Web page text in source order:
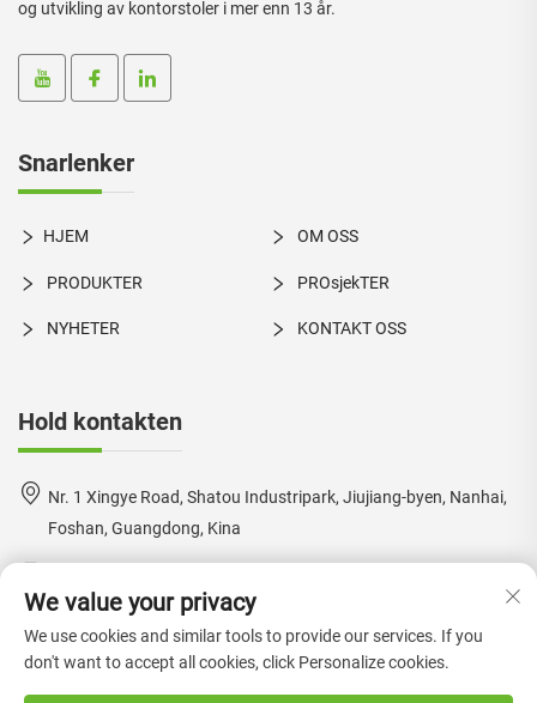
og utvikling av kontorstoler i mer enn 13 år.
Snarlenker
HJEM OM OSS
PRODUKTER PROsjekTER
NYHETER KONTAKT OSS
Hold kontakten
Nr. 1 Xingye Road, Shatou Industripark, Jiujiang-byen, Nanhai,
Foshan, Guangdong, Kina
[email protected]
We value your privacy
We use cookies and similar tools to provide our services. If you
don't want to accept all cookies, click Personalize cookies.